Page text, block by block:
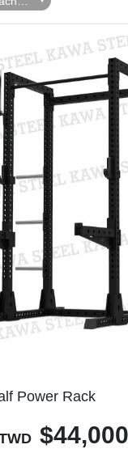
Power Rack
$